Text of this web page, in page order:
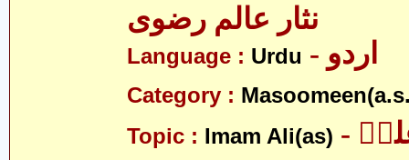
نثار عالم رضوی
Language : Urdu - اردو
Category :
Topic : Imam Ali(as)